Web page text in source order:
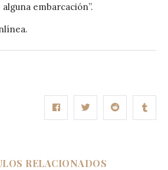
embarcación”.
RELACIONADOS